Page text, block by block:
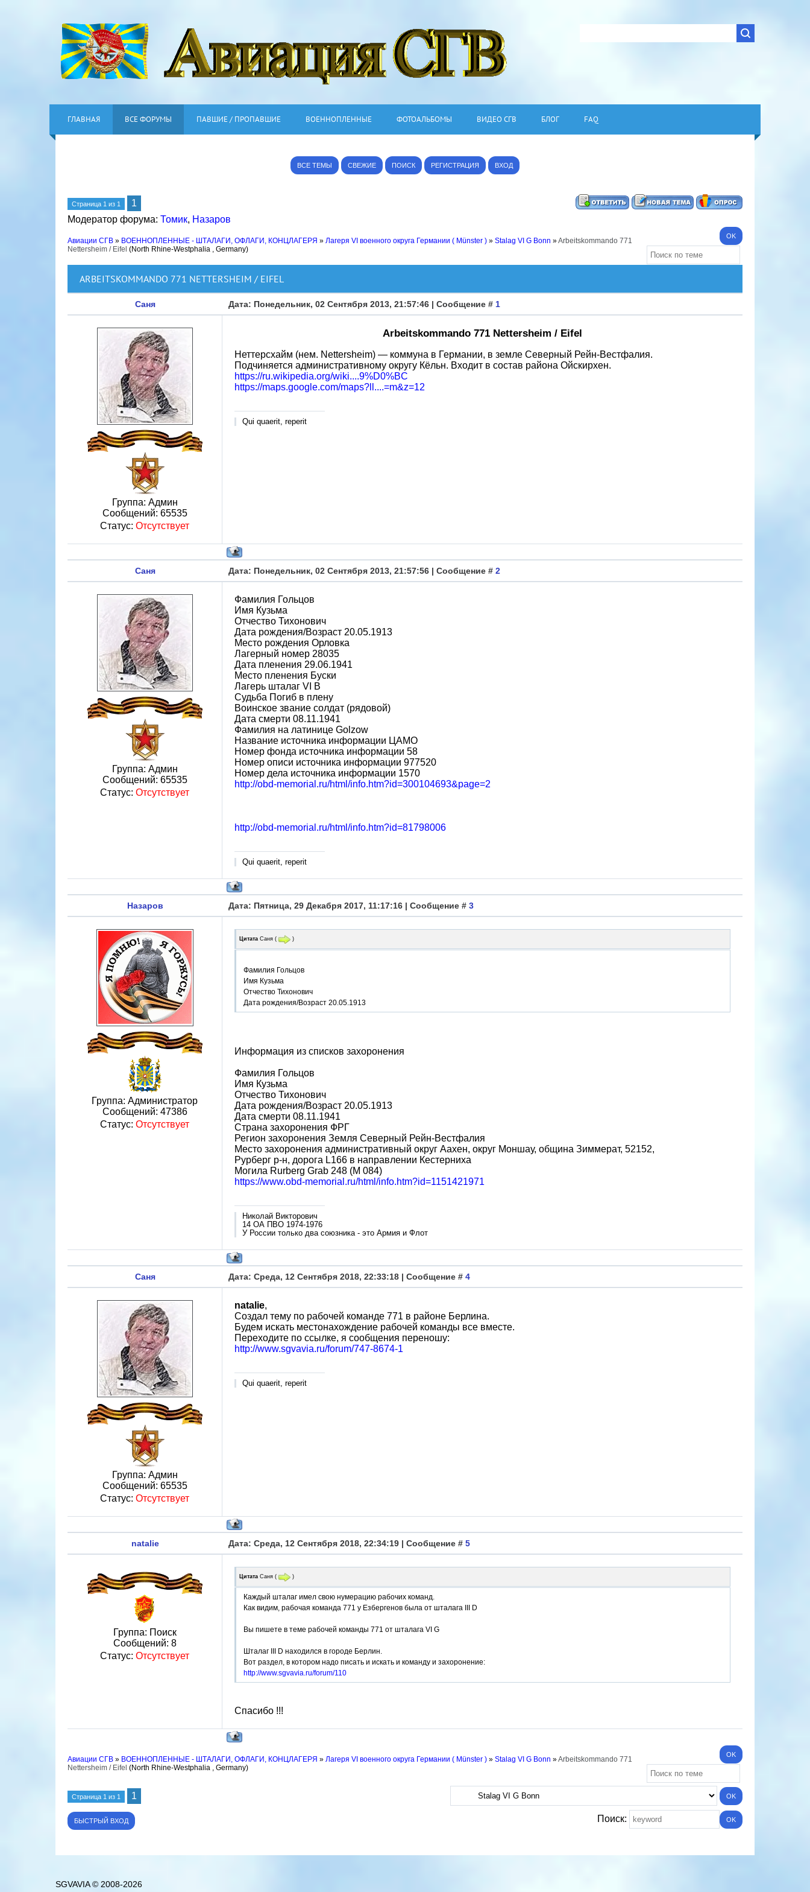
ГЛАВНАЯ ВСЕ ФОРУМЫ ПАВШИЕ / ПРОПАВШИЕ ВОЕННОПЛЕННЫЕ ФОТОАЛЬБОМЫ ВИДЕО СГВ БЛОГ FAQ
ВСЕ ТЕМЫ СВЕЖИЕ ПОИСК РЕГИСТРАЦИЯ ВХОД
Страница 1 из 1
1
Модератор форума: Томик, Назаров
Авиации СГВ » ВОЕННОПЛЕННЫЕ - ШТАЛАГИ, ОФЛАГИ, КОНЦЛАГЕРЯ » Лагеря VI военного округа Германии ( Münster ) » Stalag VI G Bonn »Arbeitskommando 771
Nettersheim / Eifel (North Rhine-Westphalia , Germany)
ARBEITSKOMMANDO 771 NETTERSHEIM / EIFEL
Саня Дата: Понедельник, 02 Сентября 2013, 21:57:46 | Сообщение # 1
Группа: Админ
Сообщений: 65535
Статус: Отсутствует
Arbeitskommando 771 Nettersheim / Eifel
Неттерсхайм (нем. Nettersheim) — коммуна в Германии, в земле Северный Рейн-Вестфалия.
Подчиняется административному округу Кёльн. Входит в состав района Ойскирхен.
https://ru.wikipedia.org/wiki....9%D0%BC
https://maps.google.com/maps?ll....=m&z=12
Qui quaerit, reperit
Саня Дата: Понедельник, 02 Сентября 2013, 21:57:56 | Сообщение # 2
Группа: Админ
Сообщений: 65535
Статус: Отсутствует
Фамилия Гольцов
Имя Кузьма
Отчество Тихонович
Дата рождения/Возраст 20.05.1913
Место рождения Орловка
Лагерный номер 28035
Дата пленения 29.06.1941
Место пленения Буски
Лагерь шталаг VI B
Судьба Погиб в плену
Воинское звание солдат (рядовой)
Дата смерти 08.11.1941
Фамилия на латинице Golzow
Название источника информации ЦАМО
Номер фонда источника информации 58
Номер описи источника информации 977520
Номер дела источника информации 1570
http://obd-memorial.ru/html/info.htm?id=300104693&page=2
http://obd-memorial.ru/html/info.htm?id=81798006
Qui quaerit, reperit
Назаров Дата: Пятница, 29 Декабря 2017, 11:17:16 | Сообщение # 3
Группа: Администратор
Сообщений: 47386
Статус: Отсутствует
Цитата Саня ( )
Фамилия Гольцов
Имя Кузьма
Отчество Тихонович
Дата рождения/Возраст 20.05.1913
Информация из списков захоронения
Фамилия Гольцов
Имя Кузьма
Отчество Тихонович
Дата рождения/Возраст 20.05.1913
Дата смерти 08.11.1941
Страна захоронения ФРГ
Регион захоронения Земля Северный Рейн-Вестфалия
Место захоронения административный округ Аахен, округ Моншау, община Зиммерат, 52152,
Рурберг р-н, дорога L166 в направлении Кестерниха
Могила Rurberg Grab 248 (M 084)
https://www.obd-memorial.ru/html/info.htm?id=1151421971
Николай Викторович
14 ОА ПВО 1974-1976
У России только два союзника - это Армия и Флот
Саня Дата: Среда, 12 Сентября 2018, 22:33:18 | Сообщение # 4
Группа: Админ
Сообщений: 65535
Статус: Отсутствует
natalie,
Создал тему по рабочей команде 771 в районе Берлина.
Будем искать местонахождение рабочей команды все вместе.
Переходите по ссылке, я сообщения переношу:
http://www.sgvavia.ru/forum/747-8674-1
Qui quaerit, reperit
natalie Дата: Среда, 12 Сентября 2018, 22:34:19 | Сообщение # 5
Группа: Поиск
Сообщений: 8
Статус: Отсутствует
Цитата Саня ( )
Каждый шталаг имел свою нумерацию рабочих команд.
Как видим, рабочая команда 771 у Езбергенов была от шталага III D
Вы пишете в теме рабочей команды 771 от шталага VI G
Шталаг III D находился в городе Берлин.
Вот раздел, в котором надо писать и искать и команду и захоронение:
http://www.sgvavia.ru/forum/110
Спасибо !!!
Авиации СГВ » ВОЕННОПЛЕННЫЕ - ШТАЛАГИ, ОФЛАГИ, КОНЦЛАГЕРЯ » Лагеря VI военного округа Германии ( Münster ) » Stalag VI G Bonn »Arbeitskommando 771
Nettersheim / Eifel (North Rhine-Westphalia , Germany)
Страница 1 из 1 1
Поиск:
SGVAVIA © 2008-2026